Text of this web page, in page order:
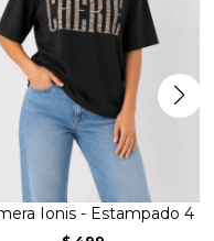
Ionis - Estampado 4